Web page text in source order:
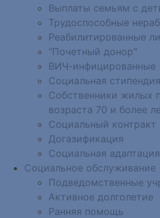
Выплаты семьям с
Трудоспособные
Реабилитированные
"Почетный донор"
ВИЧ-инфицированные
Социальная стипендия
Собственники жилых
возраста 70 и более
Социальный контракт
Догазификация
Социальная
Социальное обслуживание
Подведомственные
Активное долголетие
Ранняя помощь